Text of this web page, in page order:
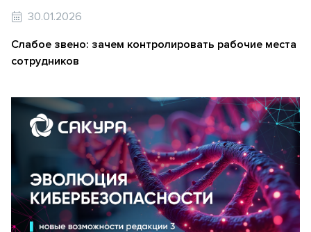
30.01.2026
Слабое звено: зачем контролировать рабочие места
сотрудников